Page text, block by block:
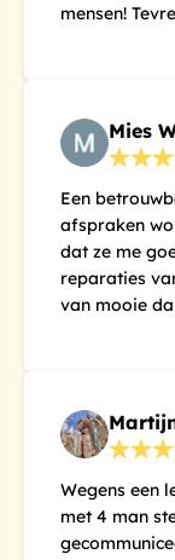
mensen!
Mies
Een
afspraken
dat ze me
reparaties
van mooie
Wegens een
met 4 man